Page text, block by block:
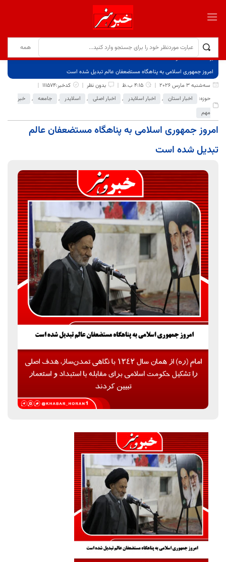
برگ نخست
نوشته‌ها
امروز جمهوری اسلامی به پناهگاه مستضعفان عالم تبدیل شده است
سه‌شنبه 3 مارس 2026
4:15 ب.ظ بدون نظر
کدخبر:111574
حوزه:
اخبار استان , اخبار اسلایدر , اخبار اصلی , اسلایدر , جامعه ,
خبر
مهم
امروز جمهوری اسلامی به پناهگاه مستضعفان عالم
تبدیل شده است